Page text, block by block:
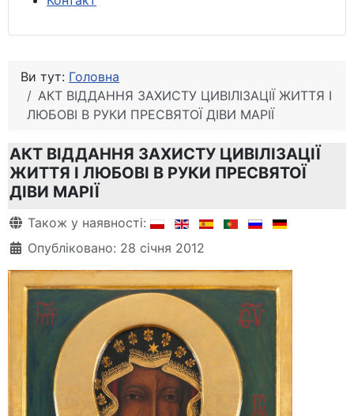
Ви тут: Головна
АКТ ВІДДАННЯ ЗАХИСТУ ЦИВІЛІЗАЦІЇ ЖИТТЯ І
ЛЮБОВІ В РУКИ ПРЕСВЯТОЇ ДІВИ МАРІЇ
АКТ ВІДДАННЯ ЗАХИСТУ ЦИВІЛІЗАЦІЇ
ЖИТТЯ І ЛЮБОВІ В РУКИ ПРЕСВЯТОЇ
ДІВИ МАРІЇ
Деталі
Також у наявності:
Опубліковано: 28 січня 2012